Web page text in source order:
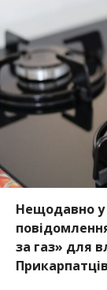
Нещодавно у
за газ» для